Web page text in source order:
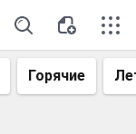
Горячие